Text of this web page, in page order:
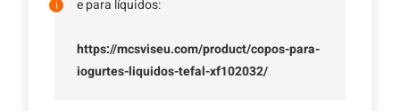
e para líquidos:
https://mcsviseu.com/product/copos-para-
iogurtes-liquidos-tefal-xf102032/